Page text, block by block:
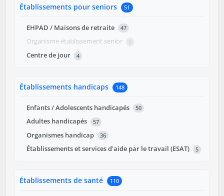
Établissements pour seniors 51
EHPAD / Maisons de retraite 47
Organisme établissement senior 0
Centre de jour 4
Établissements handicaps 148
Enfants / Adolescents handicapés 50
Adultes handicapés 57
Organismes handicap 36
Établissements et services d'aide par le travail (ESAT) 5
Établissements de santé 110